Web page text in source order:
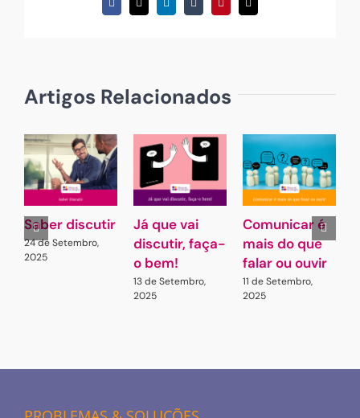
Facebook
X LinkedInTumblrPinterestEmail
(necessário
Artigos Relacionados
Saber discutir
24 de Setembro,
2025
Já que vai
discutir, faça-
o bem!
13 de Setembro,
2025
Comunicar é
mais do que
falar ou ouvir
11 de Setembro,
2025